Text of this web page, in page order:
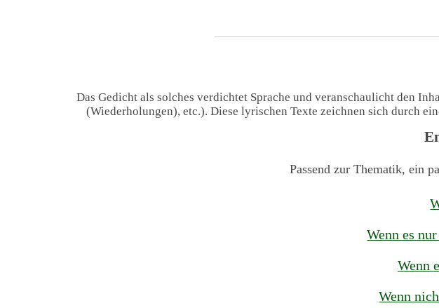
Das Gedicht als solches verdichtet Sprache und veranschaulicht den
(Wiederholungen), etc.). Diese lyrischen Texte zeichnen sich durch
Passend zur Thematik, ein
Wenn es
Wenn
Wenn